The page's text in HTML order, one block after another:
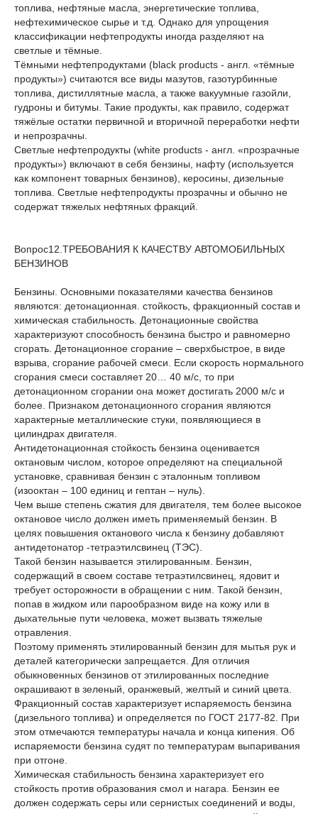
топлива, нефтяные масла, энергетические топлива,
нефтехимическое сырье и т.д. Однако для упрощения
классификации нефтепродукты иногда разделяют на
светлые и тёмные.
Тёмными нефтепродуктами (black products - англ. «тёмные
продукты») считаются все виды мазутов, газотурбинные
топлива, дистиллятные масла, а также вакуумные газойли,
гудроны и битумы. Такие продукты, как правило, содержат
тяжёлые остатки первичной и вторичной переработки нефти
и непрозрачны.
Светлые нефтепродукты (white products - англ. «прозрачные
продукты») включают в себя бензины, нафту (используется
как компонент товарных бензинов), керосины, дизельные
топлива. Светлые нефтепродукты прозрачны и обычно не
содержат тяжелых нефтяных фракций.
Вопрос12.ТРЕБОВАНИЯ К КАЧЕСТВУ АВТОМОБИЛЬНЫХ
БЕНЗИНОВ
Бензины. Основными показателями качества бензинов
являются: детонационная. стойкость, фракционный состав и
химическая стабильность. Детонационные свойства
характеризуют способность бензина быстро и равномерно
сгорать. Детонационное сгорание – сверхбыстрое, в виде
взрыва, сгорание рабочей смеси. Если скорость нормального
сгорания смеси составляет 20… 40 м/с, то при
детонационном сгорании она может достигать 2000 м/с и
более. Признаком детонационного сгорания являются
характерные металлические стуки, появляющиеся в
цилиндрах двигателя.
Антидетонационная стойкость бензина оценивается
октановым числом, которое определяют на специальной
установке, сравнивая бензин с эталонным топливом
(изооктан – 100 единиц и гептан – нуль).
Чем выше степень сжатия для двигателя, тем более высокое
октановое число должен иметь применяемый бензин. В
целях повышения октанового числа к бензину добавляют
антидетонатор -тетраэтилсвинец (ТЭС).
Такой бензин называется этилированным. Бензин,
содержащий в своем составе тетраэтилсвинец, ядовит и
требует осторожности в обращении с ним. Такой бензин,
попав в жидком или парообразном виде на кожу или в
дыхательные пути человека, может вызвать тяжелые
отравления.
Поэтому применять этилированный бензин для мытья рук и
деталей категорически запрещается. Для отличия
обыкновенных бензинов от этилированных последние
окрашивают в зеленый, оранжевый, желтый и синий цвета.
Фракционный состав характеризует испаряемость бензина
(дизельного топлива) и определяется по ГОСТ 2177-82. При
этом отмечаются температуры начала и конца кипения. Об
испаряемости бензина судят по температурам выпаривания
при отгоне.
Химическая стабильность бензина характеризует его
стойкость против образования смол и нагара. Бензин ее
должен содержать серы или сернистых соединений и воды,